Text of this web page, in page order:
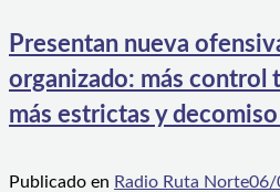
Presentan nueva
organizado: más control
más estrictas y
Publicado en Radio Ruta Norte06/